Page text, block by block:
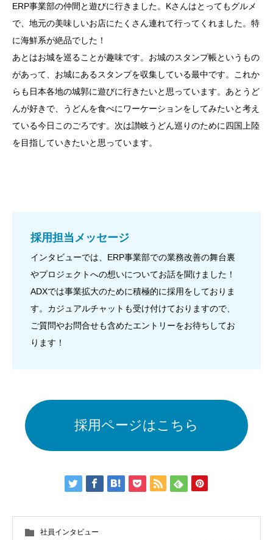
ERP事業部の仲間と遊びに行きました。Kさんはとってもグルメ
で、地元の美味しいお店にたくさん連れて行ってくれました。特
に海鮮系が絶品でした！
あとはお城を巡ることが趣味です。お城のスタンプ帳というもの
があって、お城にあるスタンプを収集している最中です。これか
らも日本各地の城郭に遊びに行きたいと思っています。あとうど
んが好きで、うどんを食べにワーケーションをしてみたいと考え
ている今日このごろです。次は讃岐うどん巡りのために四国上陸
を目指していきたいと思っています。
採用担当メッセージ
インタビューでは、ERP事業部での業務改善の舞台裏
やプロジェクトへの想いについてお話を聞けました！
ADXでは事業拡大のために積極的に採用をしておりま
す。カジュアルチャットも受け付けておりますので、
ご質問やお問合せも含めたエントリーをお待ちしてお
ります！
採用ページはこちら
社員インタビュー